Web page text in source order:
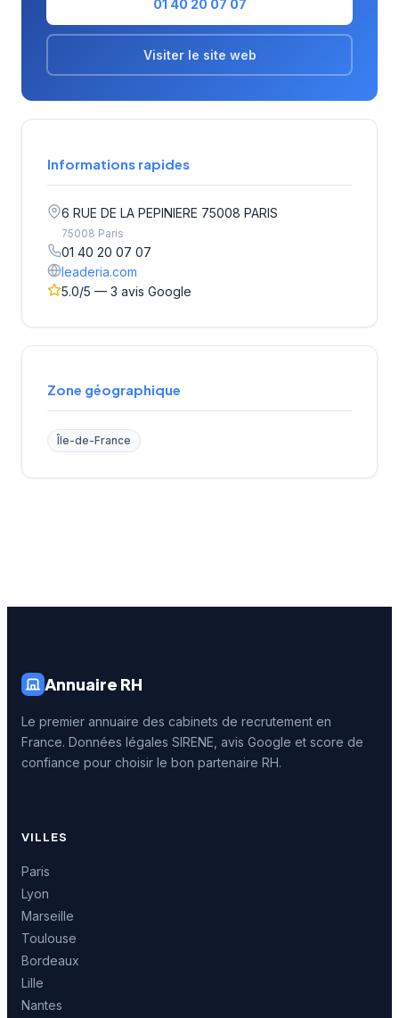
01 40 20 07 07
Visiter le site web
Informations rapides
6 RUE DE LA PEPINIERE 75008 PARIS
75008 Paris
01 40 20 07 07
leaderia.com
5.0/5 — 3 avis Google
Zone géographique
Île-de-France
Annuaire RH
Le premier annuaire des cabinets de recrutement en
France. Données légales SIRENE, avis Google et score de
confiance pour choisir le bon partenaire RH.
VILLES
Paris
Lyon
Marseille
Toulouse
Bordeaux
Lille
Nantes